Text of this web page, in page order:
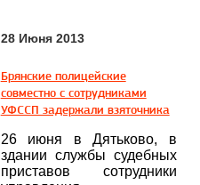
28 Июня 2013
Брянские полицейские
совместно с сотрудниками
УФССП задержали взяточника
26 июня в Дятьково, в
здании службы судебных
приставов сотрудники